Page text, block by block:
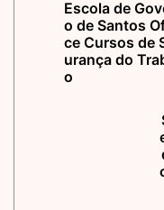
Escola de
o de Santos
ce Cursos de
urança do
o